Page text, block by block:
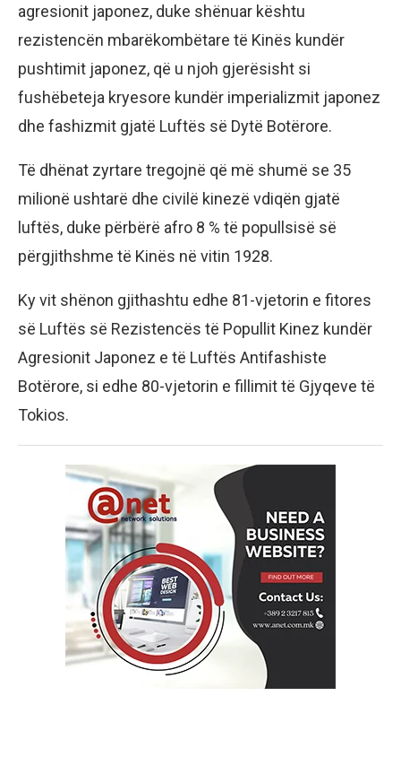
agresionit japonez, duke shënuar kështu
rezistencën mbarëkombëtare të Kinës kundër
pushtimit japonez, që u njoh gjerësisht si
fushëbeteja kryesore kundër imperializmit japonez
dhe fashizmit gjatë Luftës së Dytë Botërore.
Të dhënat zyrtare tregojnë që më shumë se 35
milionë ushtarë dhe civilë kinezë vdiqën gjatë
luftës, duke përbërë afro 8 % të popullsisë së
përgjithshme të Kinës në vitin 1928.
Ky vit shënon gjithashtu edhe 81-vjetorin e fitores
së Luftës së Rezistencës të Popullit Kinez kundër
Agresionit Japonez e të Luftës Antifashiste
Botërore, si edhe 80-vjetorin e fillimit të Gjyqeve të
Tokios.